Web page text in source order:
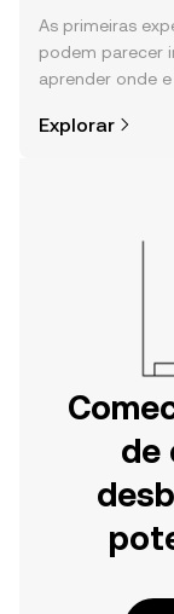
As primeiras
podem parecer
aprender onde
Começa a tua
Explorar
de